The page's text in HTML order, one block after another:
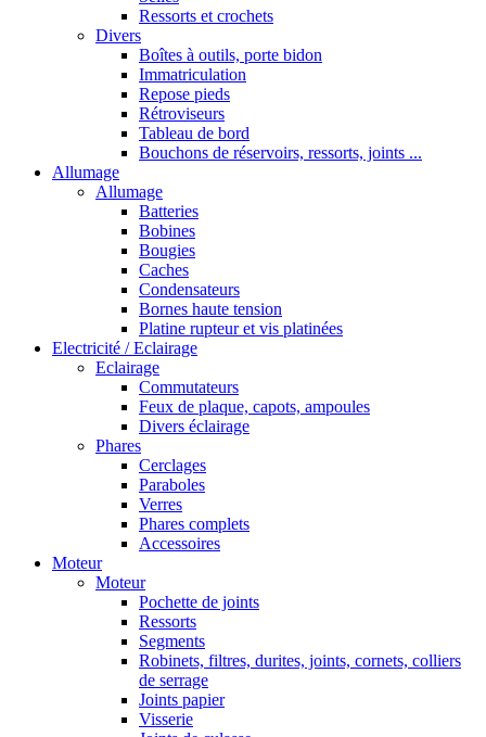
Ressorts et crochets
Divers
Boîtes à outils, porte bidon
Immatriculation
Repose pieds
Rétroviseurs
Tableau de bord
Bouchons de réservoirs, ressorts, joints ...
Allumage
Allumage
Batteries
Bobines
Bougies
Caches
Condensateurs
Bornes haute tension
Platine rupteur et vis platinées
Electricité / Eclairage
Eclairage
Commutateurs
Feux de plaque, capots, ampoules
Divers éclairage
Phares
Cerclages
Paraboles
Verres
Phares complets
Accessoires
Moteur
Moteur
Pochette de joints
Ressorts
Segments
Robinets, filtres, durites, joints, cornets, colliers
de serrage
Joints papier
Visserie